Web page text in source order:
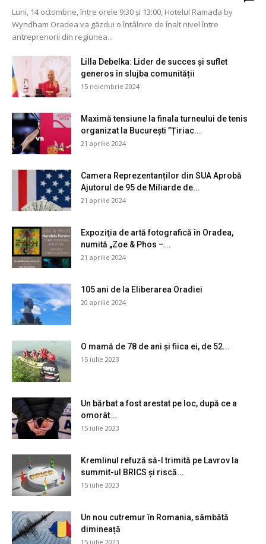
Luni, 14 octombrie, între orele 9:30 și 13:00, Hotelul Ramada by
Wyndham Oradea va găzdui o întâlnire de înalt nivel între
antreprenorii din regiunea...
Lilla Debelka: Lider de succes și suflet
generos în slujba comunității
15 noiembrie 2024
Maximă tensiune la finala turneului de tenis
organizat la București ”Țiriac...
21 aprilie 2024
Camera Reprezentanților din SUA Aprobă
Ajutorul de 95 de Miliarde de...
21 aprilie 2024
Expoziţia de artă fotografică în Oradea,
numită „Zoe & Phos –...
21 aprilie 2024
105 ani de la Eliberarea Oradiei
20 aprilie 2024
O mamă de 78 de ani și fiica ei, de 52...
15 iulie 2023
Un bărbat a fost arestat pe loc, după ce a
omorât...
15 iulie 2023
Kremlinul refuză să-l trimită pe Lavrov la
summit-ul BRICS și riscă...
15 iulie 2023
Un nou cutremur în Romania, sâmbătă
dimineață
15 iulie 2023